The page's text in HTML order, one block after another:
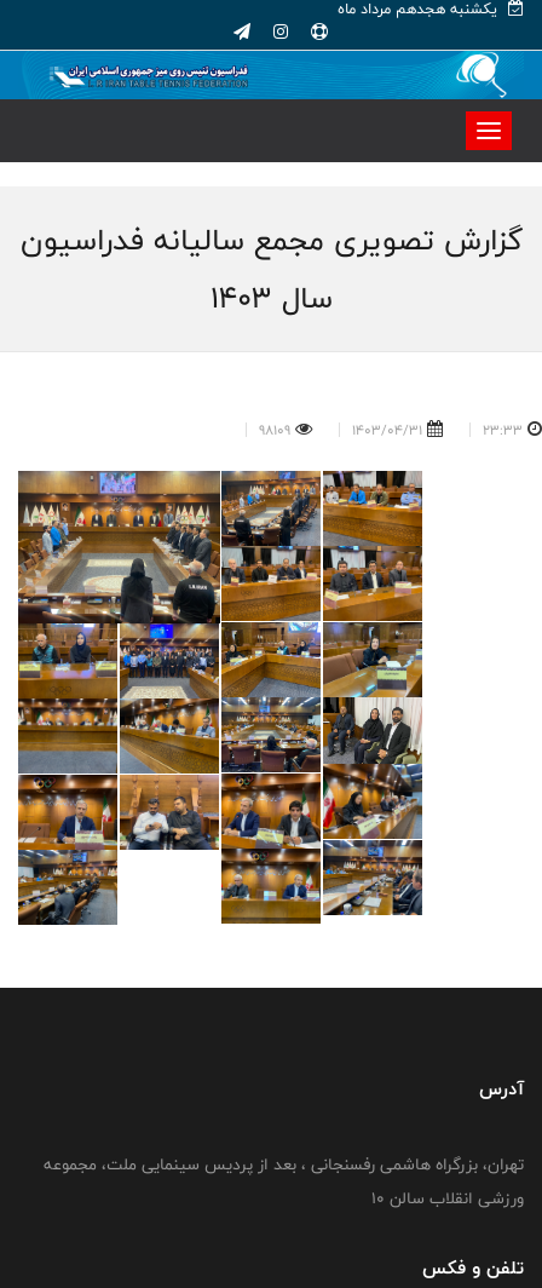
یکشنبه هجدهم مرداد ماه
گزارش تصویری مجمع سالیانه فدراسیون
سال 1403
23:33
1403/04/31
98109
آدرس
تهران، بزرگراه هاشمی رفسنجانی ، بعد از پردیس سینمایی ملت، مجموعه
ورزشی انقلاب سالن 10
تلفن و فکس